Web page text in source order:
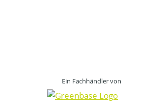
Ein Fachhändler von